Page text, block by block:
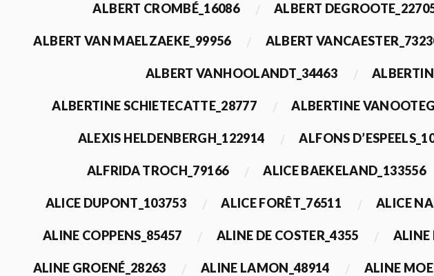
ALBERT CROMBÉ_16086 ALBERT
ALBERT VAN MAELZAEKE_99956 ALBERT
ALBERT VANHOOLANDT_34463
ALBERTINE SCHIETECATTE_28777 ALBERTINE
ALEXIS HELDENBERGH_122914 ALFONS
ALFRIDA TROCH_79166 ALICE BAEKELAND_133556
ALICE DUPONT_103753 ALICE FORÊT_76511 ALICE
ALINE COPPENS_85457 ALINE DE COSTER_4355 ALINE
ALINE GROENÉ_28263 ALINE LAMON_48914 ALINE